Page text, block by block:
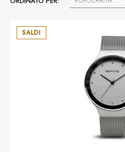
SALDI